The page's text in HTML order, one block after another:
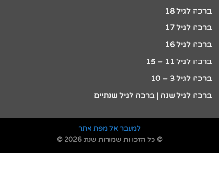
ברכה לגיל 18
ברכה לגיל 17
ברכה לגיל 16
ברכה לגיל 11 – 15
ברכה לגיל 3 – 10
ברכה לגיל שנה | ברכה לגיל שנתיים
למעבר אל מפת אתר
© כל הזכויות שמורות שנת 2026 ©